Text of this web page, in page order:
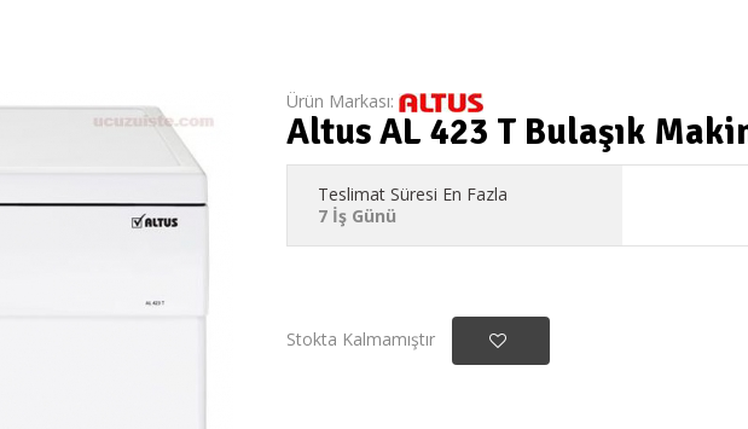
Ürün Markası:
Altus AL 423 T Bulaşık
Teslimat Süresi En Fazla
7 İş Günü
Stokta Kalmamıştır